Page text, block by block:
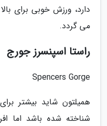
دارد، ورزش خوبی برای
می گردد.
راستا اسپنسرز جورج
Spencers Gorge
همیلتون شاید بیشتر
شناخته شده باشد اما